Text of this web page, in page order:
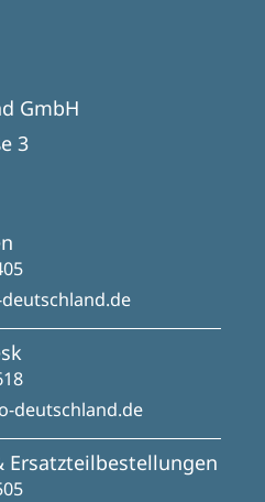
GmbH
3
deutschland.de